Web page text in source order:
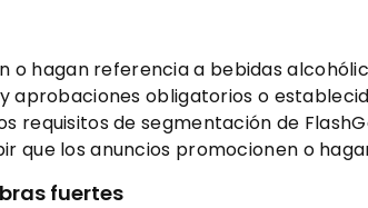
o hagan referencia a bebidas
aprobaciones obligatorios o
requisitos de segmentación de
que los anuncios promocionen o
fuertes